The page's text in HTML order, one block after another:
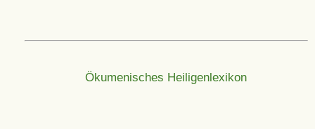
Ökumenisches Heiligenlexikon